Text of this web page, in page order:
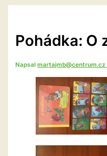
Pohádka: O
Napsalmartajmb@centrum.cz